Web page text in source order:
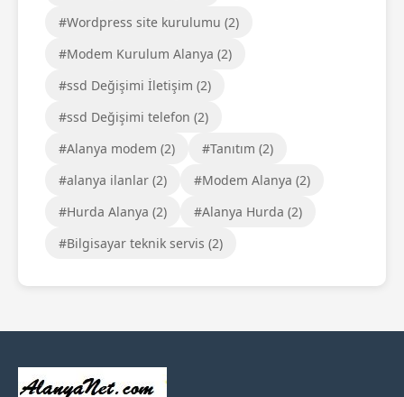
#Wordpress site kurulumu (2)
#Modem Kurulum Alanya (2)
#ssd Değişimi İletişim (2)
#ssd Değişimi telefon (2)
#Alanya modem (2)
#Tanıtım (2)
#alanya ilanlar (2)
#Modem Alanya (2)
#Hurda Alanya (2)
#Alanya Hurda (2)
#Bilgisayar teknik servis (2)